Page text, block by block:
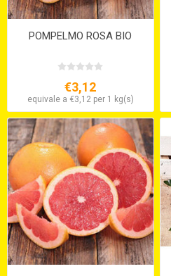
POMPELMO ROSA BIO
€3,12
equivale a €3,12 per 1 kg(s)